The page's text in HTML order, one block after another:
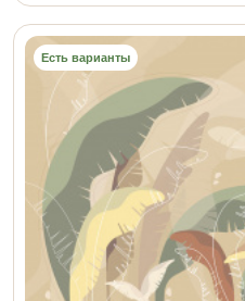
Есть варианты